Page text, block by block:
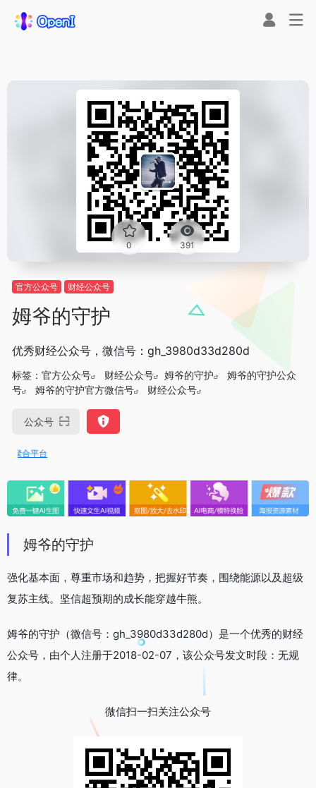
0 391
官方公众号 财经公众号
姆爷的守护
优秀财经公众号，微信号：gh_3980d33d280d
标签： 官方公众号 财经公众号 姆爷的守护
姆爷的守护公众
号
姆爷的守护官方微信号 财经公众号
公众号
合平台
姆爷的守护
强化基本面，尊重市场和趋势，把握好节奏，围绕能源以及超级
复苏主线。坚信超预期的成长能穿越牛熊。
姆爷的守护（微信号：gh_3980d33d280d）是一个优秀的财经
公众号，由个人注册于2018-02-07，该公众号发文时段：无规
律。
微信扫一扫关注公众号